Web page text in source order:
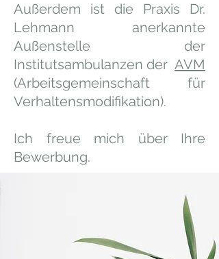
Außerdem ist die Praxis Dr.
Lehmann anerkannte
Außenstelle der
Institutsambulanzen der AVM
(Arbeitsgemeinschaft für
Verhaltensmodifikation).
Ich freue mich über Ihre
Bewerbung.